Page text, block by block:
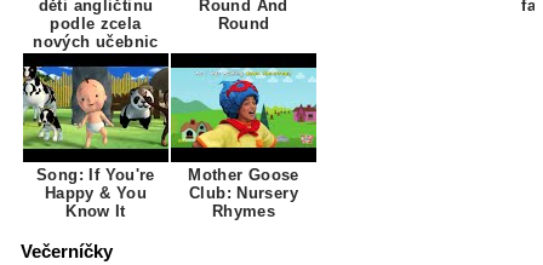
děti angličtinu
podle zcela
nových učebnic
Round And
Round
Song: If You're
Happy & You
Know It
Mother Goose
Club: Nursery
Rhymes
Večerníčky